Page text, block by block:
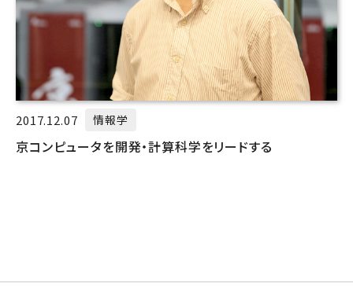
2017.12.07 情報学
京コンピュータを開発・計算科学をリードする